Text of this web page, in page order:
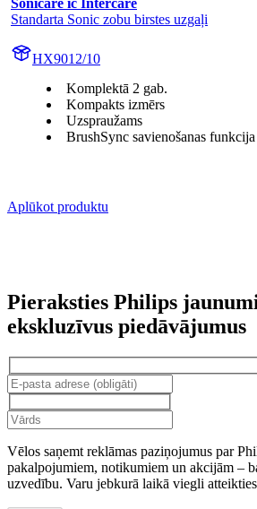
Sonicare ic Intercare
Standarta Sonic zobu birstes uzgaļi
HX9012/10
Komplektā 2 gab.
Kompakts izmērs
Uzspraužams
BrushSync savienošanas funkcija
Aplūkot produktu
Pieraksties Philips
ekskluzīvus piedāvājumus
Vēlos saņemt reklāmas paziņojumus par
pakalpojumiem, notikumiem un akcijām –
uzvedību. Varu jebkurā laikā viegli